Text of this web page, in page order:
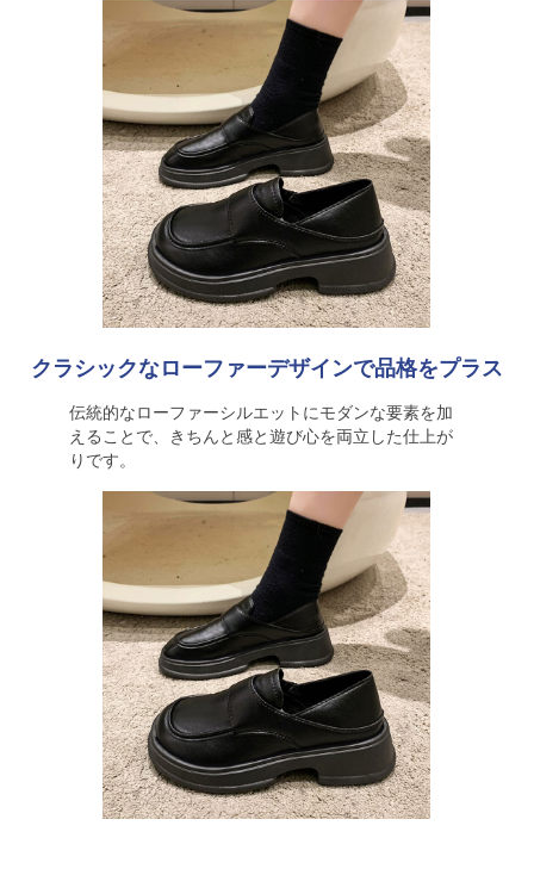
クラシックなローファーデザインで品格をプラス
伝統的なローファーシルエットにモダンな要素を加
えることで、きちんと感と遊び心を両立した仕上が
りです。